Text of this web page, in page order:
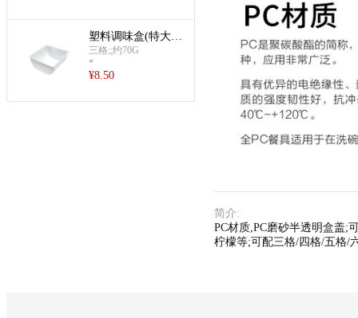
塑料调味盒(特大内
盒,需配3个)
三格;;约70G
*
¥8.50
简介:
PC材质,PC磨砂半透明盒盖;
柠檬等;可配三格/四格/五格/